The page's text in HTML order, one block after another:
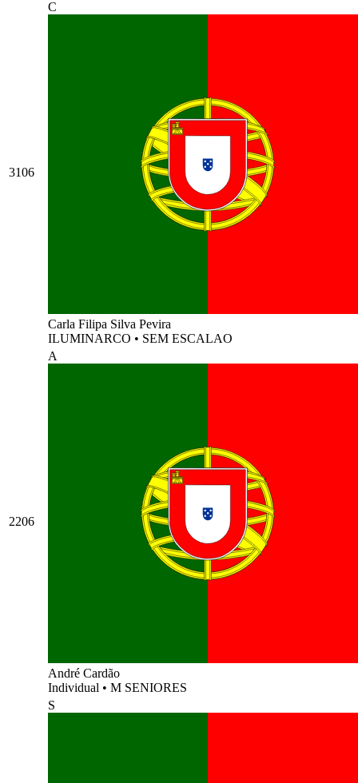
3106
C
Carla Filipa Silva Pevira
ILUMINARCO • SEM ESCALAO
2206
A
André Cardão
Individual • M SENIORES
S